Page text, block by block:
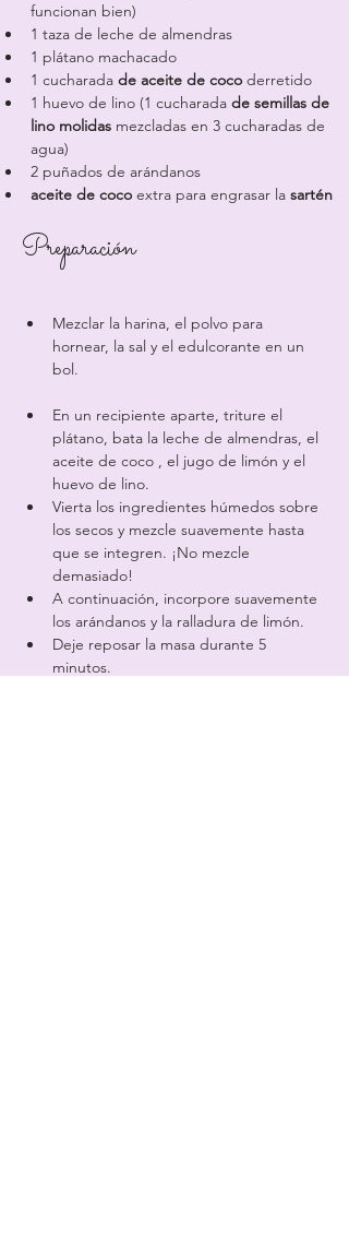
funcionan bien)
1 taza de leche de almendras
1 plátano machacado
1 cucharada de aceite de coco derretido
1 huevo de lino (1 cucharada de semillas de
lino molidas mezcladas en 3 cucharadas de
agua)
2 puñados de arándanos
aceite de coco extra para engrasar la sartén
Preparación
Mezclar la harina, el polvo para
hornear, la sal y el edulcorante en un
bol.
En un recipiente aparte, triture el
plátano, bata la leche de almendras, el
aceite de coco , el jugo de limón y el
huevo de lino.
Vierta los ingredientes húmedos sobre
los secos y mezcle suavemente hasta
que se integren. ¡No mezcle
demasiado!
A continuación, incorpore suavemente
los arándanos y la ralladura de limón.
Deje reposar la masa durante 5
minutos.